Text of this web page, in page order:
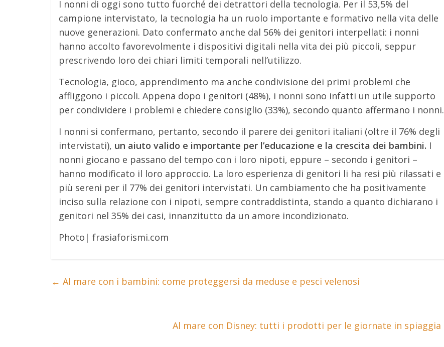
I nonni di oggi sono tutto fuorché dei detrattori della tecnologia. Per il 53,5% del
campione intervistato, la tecnologia ha un ruolo importante e formativo nella vita delle
nuove generazioni. Dato confermato anche dal 56% dei genitori interpellati: i nonni
hanno accolto favorevolmente i dispositivi digitali nella vita dei più piccoli, seppur
prescrivendo loro dei chiari limiti temporali nell’utilizzo.
Tecnologia, gioco, apprendimento ma anche condivisione dei primi problemi che
affliggono i piccoli. Appena dopo i genitori (48%), i nonni sono infatti un utile supporto
per condividere i problemi e chiedere consiglio (33%), secondo quanto affermano i nonni.
I nonni si confermano, pertanto, secondo il parere dei genitori italiani (oltre il 76% degli
intervistati), un aiuto valido e importante per l’educazione e la crescita dei bambini. I
nonni giocano e passano del tempo con i loro nipoti, eppure – secondo i genitori –
hanno modificato il loro approccio. La loro esperienza di genitori li ha resi più rilassati e
più sereni per il 77% dei genitori intervistati. Un cambiamento che ha positivamente
inciso sulla relazione con i nipoti, sempre contraddistinta, stando a quanto dichiarano i
genitori nel 35% dei casi, innanzitutto da un amore incondizionato.
Photo| frasiaforismi.com
← Al mare con i bambini: come proteggersi da meduse e pesci velenosi
Al mare con Disney: tutti i prodotti per le giornate in spiaggia